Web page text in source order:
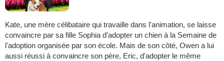
Kate, une mère célibataire qui travaille dans l'animation, se laisse
convaincre par sa fille Sophia d'adopter un chien à la Semaine de
l'adoption organisée par son école. Mais de son côté, Owen a lui
aussi réussi à convaincre son père, Eric, d'adopter le même